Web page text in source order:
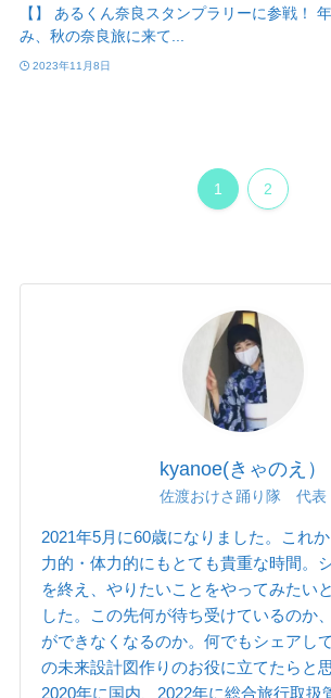
【】 あるくん奈良スタンプラリーに参戦！
み、秋の奈良旅に来て...
2023年11月8日
1 2
kyanoe(きゃのえ）
佐渡おけさ踊り隊 代表
2021年5月に60歳になりました。これ
力的・体力的にもとても貴重な時間。
を終え、やりたいことをやってみたい
した。この先何が待ち受けているのか
ができなくなるのか。何でもシェアし
の未来設計図作りのお役に立てたらと
2020年に国内、2022年に総合旅行取扱